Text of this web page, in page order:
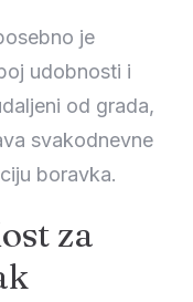
je
udobnosti i
od grada,
svakodnevne
boravka.
za